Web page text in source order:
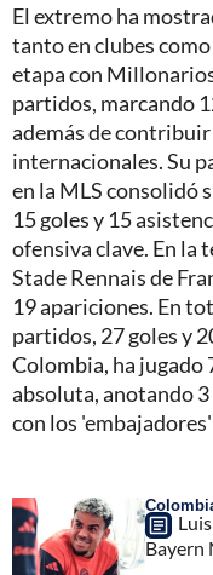
El extremo ha
tanto en clubes
etapa con
partidos, marcando
además de
internacionales. Su
en la MLS consolidó
15 goles y 15
ofensiva clave. En la
Stade Rennais de
19 apariciones. En
partidos, 27 goles y
Colombia, ha jugado
absoluta, anotando
con los
Bayern